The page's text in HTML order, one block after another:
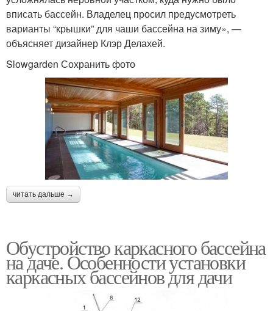
вписать бассейн. Владелец просил предусмотреть
варианты “крышки” для чаши бассейна на зиму», —
объясняет дизайнер Клэр Делахей.
Slowgarden Сохранить фото
читать дальше →
Обустройство каркасного бассейна
на даче. Особенности установки
каркасных бассейнов для дачи